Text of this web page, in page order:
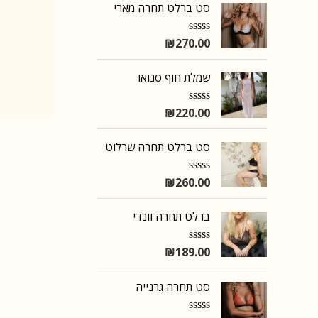
סט ברלט תחרה מארי
R
e
0
o
t
o
5
₪270.00
שמלת חוף סנואו
R
e
0
o
t
o
5
₪220.00
סט ברלט תחרה שרלוט
R
e
0
o
t
o
f
5
₪260.00
ברלט תחרה וונדי
R
e
0
₪189.00
סט תחרה גרנייה